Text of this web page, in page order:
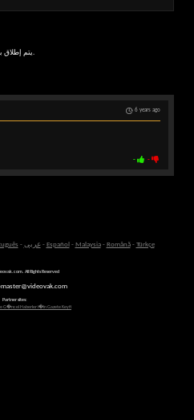
يتم إطلاق بث مباشر مدته ساعة واحدة بهدف إنقاذ هان كوك.
6 years ago
- -
- عربى- Español - Malaysia- Română- Türkçe
All Rights Reserved
Partner sites:
G�ncel Haberler i�in Gazete Keyfi